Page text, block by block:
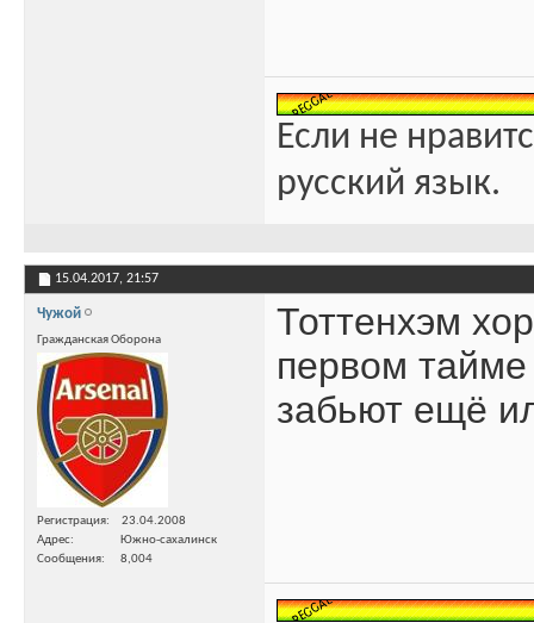
Если не
русский язык.
15.04.2017, 21:57
Чужой
Гражданская Оборона
Регистрация
23.04.2008
Адрес
Южно-сахалинск
Сообщения
8,004
Тоттенхэм
первом
забьют ещё